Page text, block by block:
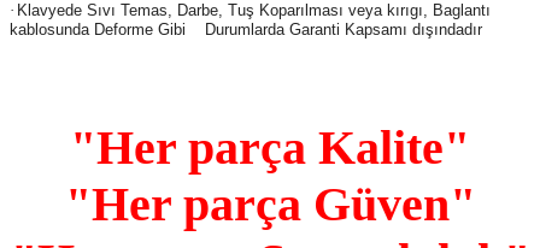
Klavyede Sıvı Temas, Darbe, Tuş Koparılması veya kırıgı, Baglantı
kablosunda Deforme Gibi Durumlarda Garanti Kapsamı dışındadır
"Her parça Kalite"
"Her parça Güven"